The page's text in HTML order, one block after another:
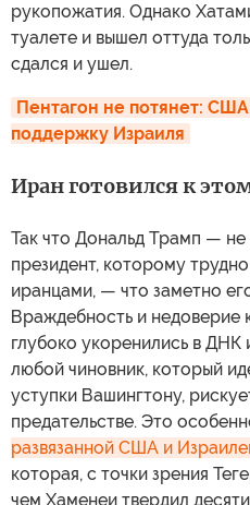
рукопожатия. Однако
туалете и вышел оттуда
сдался и ушел.
Пентагон не потянет:
поддержку Израиля
Иран готовился к
Так что Дональд Трамп —
президент, которому
иранцами, — что заметно
Враждебность и недоверие
глубоко укоренились в
любой чиновник, который
уступки Вашингтону,
предательстве. Это
развязанной США и
которая, с точки зрения
чем Хаменеи твердил